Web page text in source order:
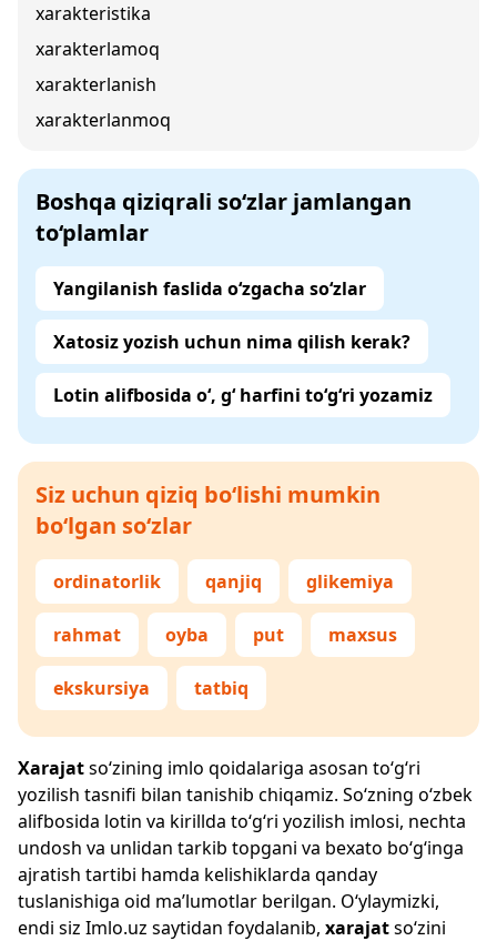
xarakteristika
xarakterlamoq
xarakterlanish
xarakterlanmoq
Boshqa qiziqrali so‘zlar jamlangan
to‘plamlar
Yangilanish faslida o‘zgacha so‘zlar
Xatosiz yozish uchun nima qilish kerak?
Lotin alifbosida o‘, g‘ harfini to‘g‘ri yozamiz
Siz uchun qiziq bo‘lishi mumkin
bo‘lgan so‘zlar
ordinatorlik qanjiq glikemiya
rahmat oyba put maxsus
ekskursiya tatbiq
Xarajatso‘zining imlo qoidalariga asosan to‘g‘ri
yozilish tasnifi bilan tanishib chiqamiz. So‘zning o‘zbek
alifbosida lotin va kirillda to‘g‘ri yozilish imlosi, nechta
undosh va unlidan tarkib topgani va bexato bo‘g‘inga
ajratish tartibi hamda kelishiklarda qanday
tuslanishiga oid ma’lumotlar berilgan. O‘ylaymizki,
endi siz Imlo.uz saytidan foydalanib, xarajatso‘zini